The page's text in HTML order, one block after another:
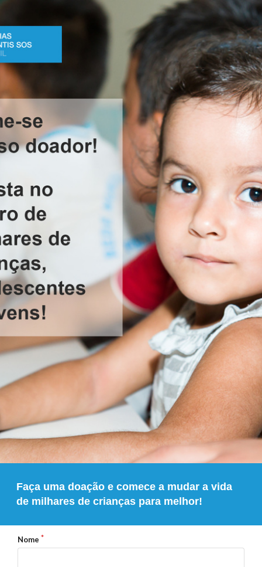
Faça uma doação e comece a mudar a vida
de milhares de crianças para melhor!
Nome